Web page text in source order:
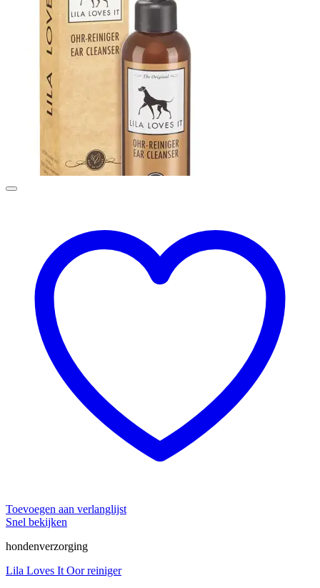
Toevoegen aan verlanglijst
Snel bekijken
hondenverzorging
Lila Loves It Oor reiniger